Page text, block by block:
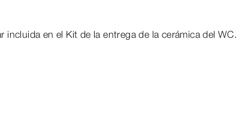
incluida en el Kit de la entrega de la cerámica del WC.